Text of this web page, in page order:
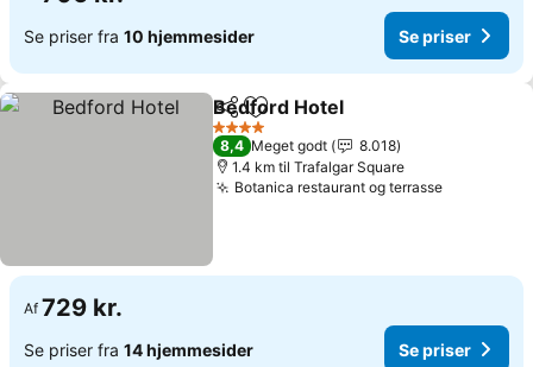
Se priser fra 10 hjemmesider Se priser
Del Føj til favoritter
Bedford Hotel
4 Stjerner
8,4 Meget godt
8.018
1.4 km til Trafalgar Square
Botanica restaurant og terrasse
Af 729 kr.
Se priser fra 14 hjemmesider Se priser